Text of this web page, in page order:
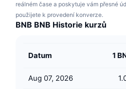
Technologie
Deriváty
Kampaně
reálném čase a poskytuje vám přesné
použijete k provedení konverze.
BNB BNB Historie kurzů
Datum 1
Aug 07, 2026